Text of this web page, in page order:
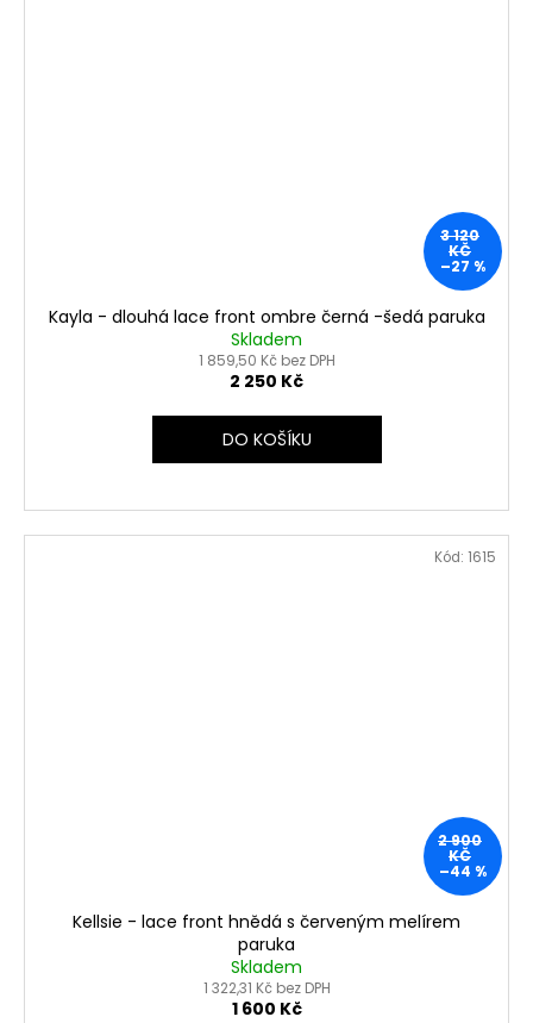
3 120
KČ
–27 %
Kayla - dlouhá lace front ombre černá -šedá paruka
Skladem
1 859,50 Kč bez DPH
2 250 Kč
DO KOŠÍKU
2 900
KČ
–44 %
Kellsie - lace front hnědá s červeným melírem
paruka
Skladem
1 322,31 Kč bez DPH
1 600 Kč
Kód: 1615